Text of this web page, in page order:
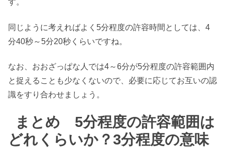
す。
同じように考えればよく5分程度の許容時間としては、4
分40秒～5分20秒くらいですね。
なお、おおざっぱな人では4～6分が5分程度の許容範囲内
と捉えることも少なくないので、必要に応じてお互いの認
識をすり合わせましょう。
まとめ 5分程度の許容範囲は
どれくらいか？3分程度の意味